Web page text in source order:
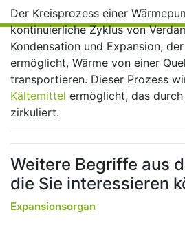
Der Kreisprozess einer
kontinuierliche Zyklus von
Kondensation und Expansion,
ermöglicht, Wärme von einer
transportieren. Dieser Prozess
Kältemittel ermöglicht, das
zirkuliert.
Weitere Begriffe aus
die Sie interessieren
Expansionsorgan